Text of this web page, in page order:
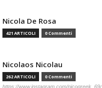
Nicola De Rosa
421 ARTICOLI 0 Commenti
Nicolaos Nicolau
262 ARTICOLI 0 Commenti
https://www.instagram.com/nicogreek_69/